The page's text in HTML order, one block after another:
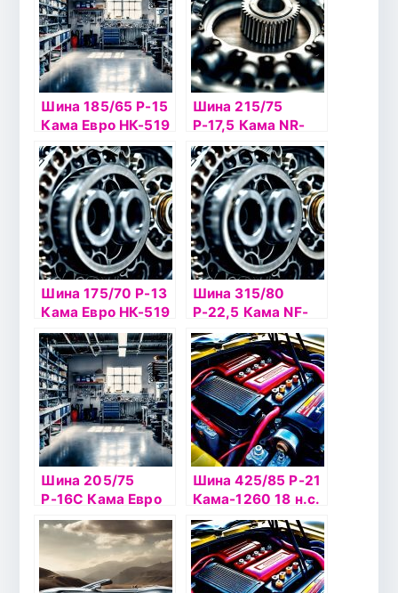
Шина 185/65 Р-15
Кама Евро НК-519
б/к шип
Шина 215/75
Р-17,5 Кама NR-
201 б/к
Шина 175/70 Р-13
Кама Евро НК-519
шип (К)
Шина 315/80
Р-22,5 Кама NF-
202
Шина 205/75
Р-16С Кама Евро
НК-131 б/к
Шина 425/85 Р-21
Кама-1260 18 н.с.
с а/к